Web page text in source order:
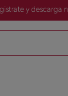
y descarga